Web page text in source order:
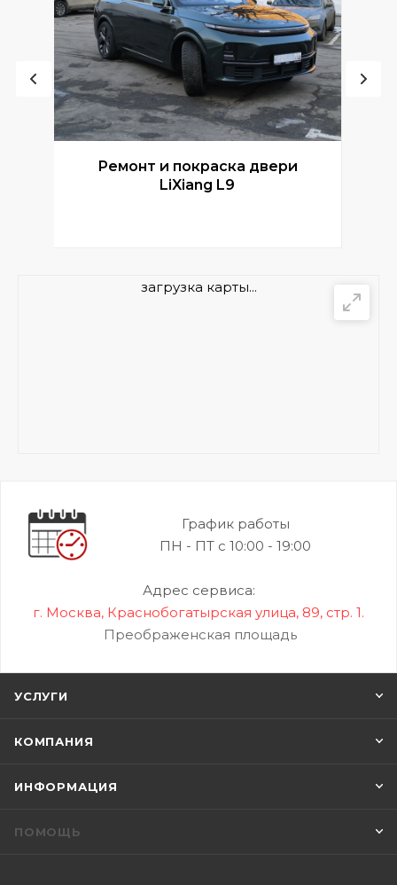
Ремонт и покраска двери
LiXiang L9
загрузка карты...
График работы
ПН - ПТ с 10:00 - 19:00
Адрес сервиса:
г. Москва, Краснобогатырская улица, 89, стр. 1.
Преображенская площадь
УСЛУГИ
КОМПАНИЯ
ИНФОРМАЦИЯ
ПОМОЩЬ